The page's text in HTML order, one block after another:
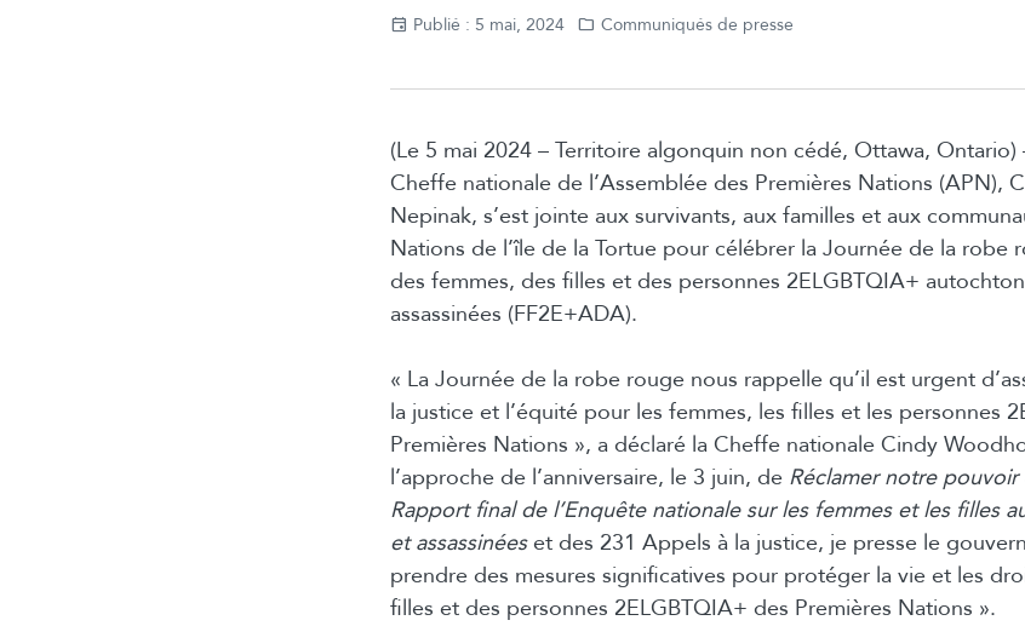
Publié : 5 mai, 2024 Communiqués de presse
(Le 5 mai 2024 – Territoire algonquin non cédé, Ottawa, Ontario)
Cheffe nationale de l’Assemblée des Premières Nations (APN),
Nepinak, s’est jointe aux survivants, aux familles et aux
Nations de l’île de la Tortue pour célébrer la Journée de la robe
des femmes, des filles et des personnes 2ELGBTQIA+
assassinées (FF2E+ADA).
« La Journée de la robe rouge nous rappelle qu’il est urgent
la justice et l’équité pour les femmes, les filles et les personnes
Premières Nations », a déclaré la Cheffe nationale Cindy
l’approche de l’anniversaire, le 3 juin, de Réclamer notre
Rapport final de l’Enquête nationale sur les femmes et les filles
et assassinéeset des 231 Appels à la justice, je presse le
prendre des mesures significatives pour protéger la vie et les
filles et des personnes 2ELGBTQIA+ des Premières Nations ».